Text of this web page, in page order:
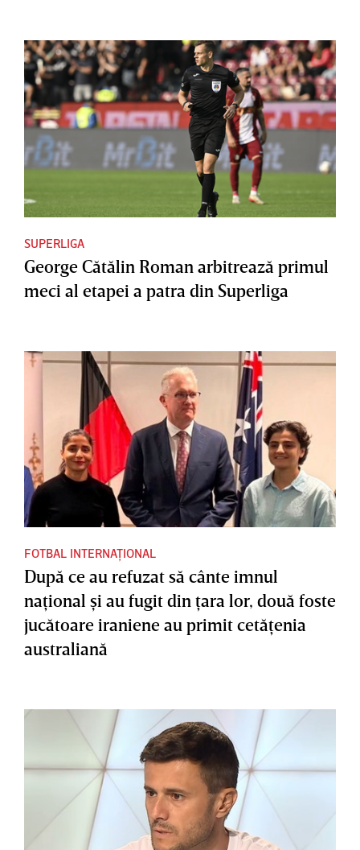
SUPERLIGA
George Cătălin Roman arbitrează primul
meci al etapei a patra din Superliga
FOTBAL INTERNAȚIONAL
După ce au refuzat să cânte imnul
naţional şi au fugit din ţara lor, două foste
jucătoare iraniene au primit cetăţenia
australiană